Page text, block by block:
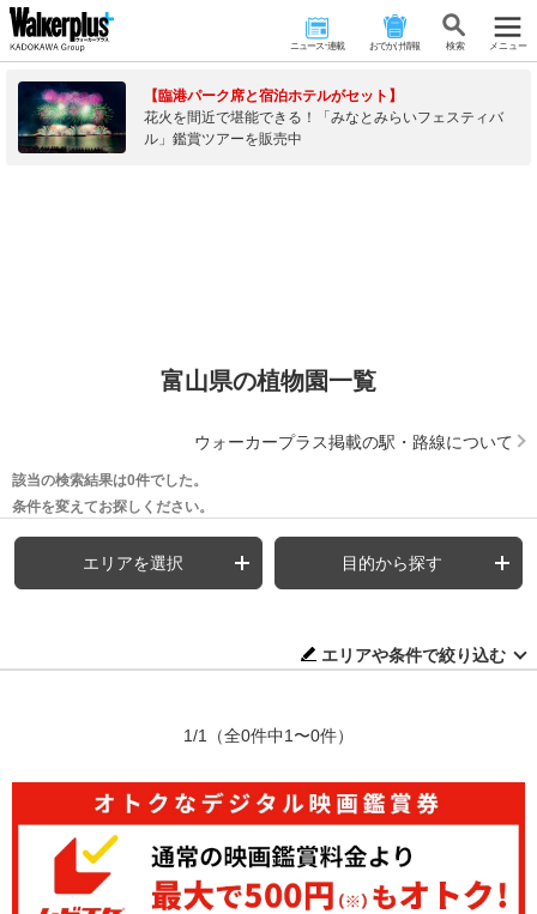
ニュース･連載 おでかけ情報 検 索 メニュー
【臨港パーク席と宿泊ホテルがセット】
花火を間近で堪能できる！「みなとみらいフェスティバ
ル」鑑賞ツアーを販売中
富山県の植物園一覧
ウォーカープラス掲載の駅・路線について
該当の検索結果は0件でした。
条件を変えてお探しください。
エリアを選択 目的から探す
エリアや条件で絞り込む
1/1 （全0件中1〜0件）